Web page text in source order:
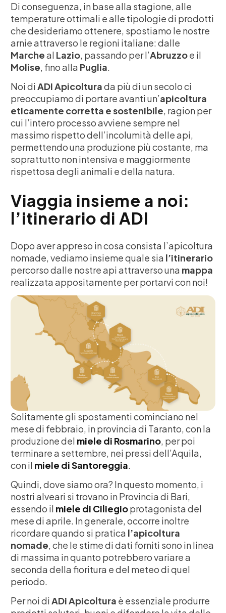
Di conseguenza, in base alla stagione, alle
temperature ottimali e alle tipologie di prodotti
che desideriamo ottenere, spostiamo le nostre
arnie attraverso le regioni italiane: dalle
Marcheal Lazio, passando per l’Abruzzoe il
Molise, fino alla Puglia.
Noi diADI Apicolturada più di un secolo ci
preoccupiamo di portare avanti un’apicoltura
eticamente corretta e sostenibile, ragion per
cui l’intero processo avviene sempre nel
massimo rispetto dell’incolumità delle api,
permettendo una produzione più costante, ma
soprattutto non intensiva e maggiormente
rispettosa degli animali e della natura.
Viaggia insieme a noi:
l’itinerario di ADI
Dopo aver appreso in cosa consista l’apicoltura
nomade, vediamo insieme quale sia l’itinerario
percorso dalle nostre api attraverso una mappa
realizzata appositamente per portarvi con noi!
Solitamente gli spostamenti cominciano nel
mese di febbraio, in provincia di Taranto, con la
produzione del miele di Rosmarino, per poi
terminare a settembre, nei pressi dell’Aquila,
con il miele di Santoreggia.
Quindi, dove siamo ora? In questo momento, i
nostri alveari si trovano in Provincia di Bari,
essendo il miele di Ciliegioprotagonista del
mese di aprile. In generale, occorre inoltre
ricordare quando si pratica l’apicoltura
nomade, che le stime di dati forniti sono in linea
di massima in quanto potrebbero variare a
seconda della fioritura e del meteo di quel
periodo.
Per noi diADi Apicoltura è essenziale produrre